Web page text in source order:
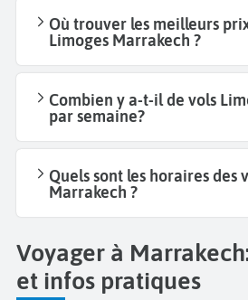
Où trouver les meilleurs
Limoges Marrakech ?
Combien y a-t-il de vols
par semaine?
Quels sont les horaires des
Marrakech ?
Voyager à
et infos pratiques